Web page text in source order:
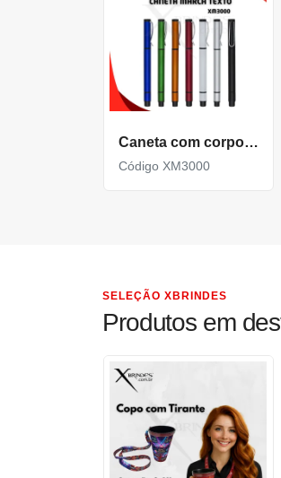
Caneta com corpo de Plástico e com Marca Texto XM3000
Código XM3000
SELEÇÃO XBRINDES
Produtos em